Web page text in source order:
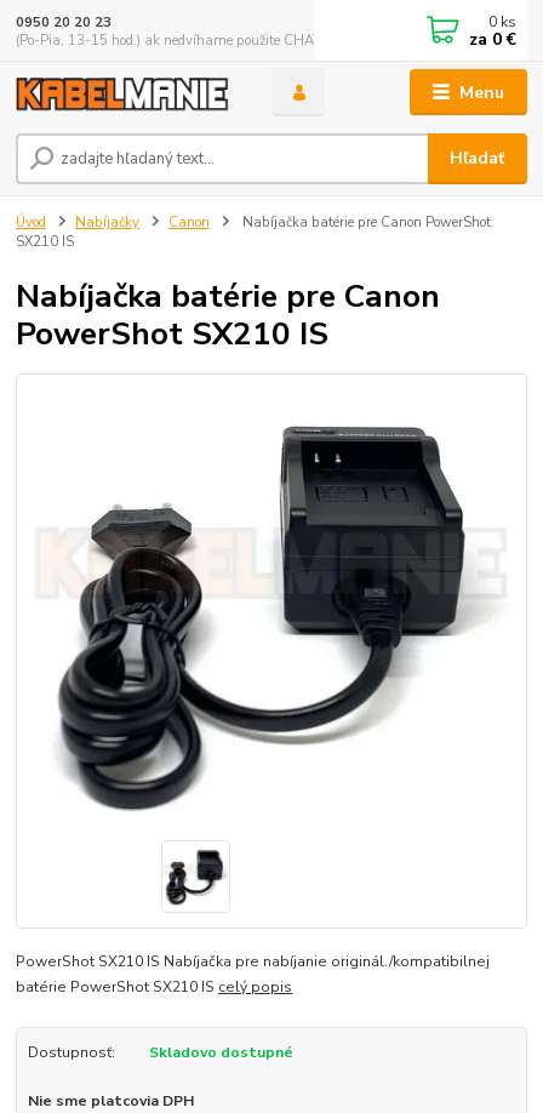
Menu
Hľadať
0950 20 20 23
(Po-Pia, 13-15 hod.) ak nedvíhame použite CHATBOX
0 ks
za 0 €
Úvod Nabíjačky Canon
Nabíjačka batérie pre Canon PowerShot
SX210 IS
Nabíjačka batérie pre Canon
PowerShot SX210 IS
PowerShot SX210 IS Nabíjačka pre nabíjanie originál./kompatibilnej
batérie PowerShot SX210 IS celý popis
Dostupnosť: Skladovo dostupné
Nie sme platcovia DPH